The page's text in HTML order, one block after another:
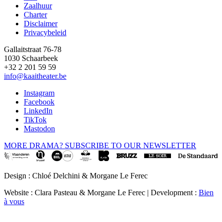
Zaalhuur
Charter
Disclaimer
Privacybeleid
Gallaitstraat 76-78
1030 Schaarbeek
+32 2 201 59 59
info@kaaitheater.be
Instagram
Facebook
LinkedIn
TikTok
Mastodon
MORE DRAMA? SUBSCRIBE TO OUR NEWSLETTER
Design : Chloé Delchini & Morgane Le Ferec
Website : Clara Pasteau & Morgane Le Ferec | Development : Bien
à vous